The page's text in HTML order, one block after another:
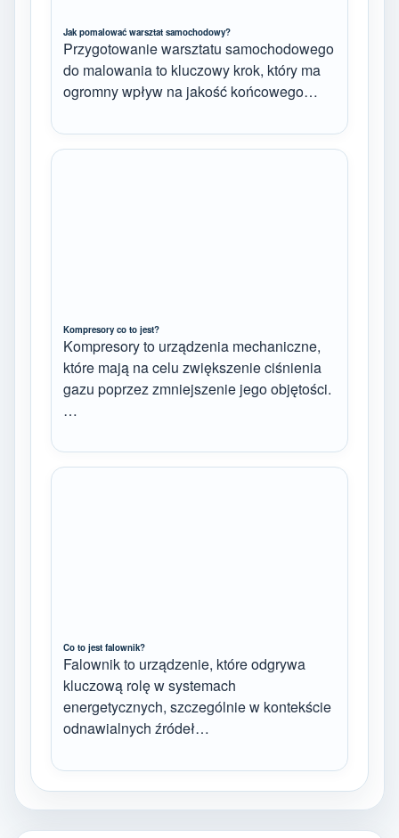
Jak pomalować warsztat samochodowy?
Przygotowanie warsztatu samochodowego
do malowania to kluczowy krok, który ma
ogromny wpływ na jakość końcowego…
Kompresory co to jest?
Kompresory to urządzenia mechaniczne,
które mają na celu zwiększenie ciśnienia
gazu poprzez zmniejszenie jego objętości.
…
Co to jest falownik?
Falownik to urządzenie, które odgrywa
kluczową rolę w systemach
energetycznych, szczególnie w kontekście
odnawialnych źródeł…